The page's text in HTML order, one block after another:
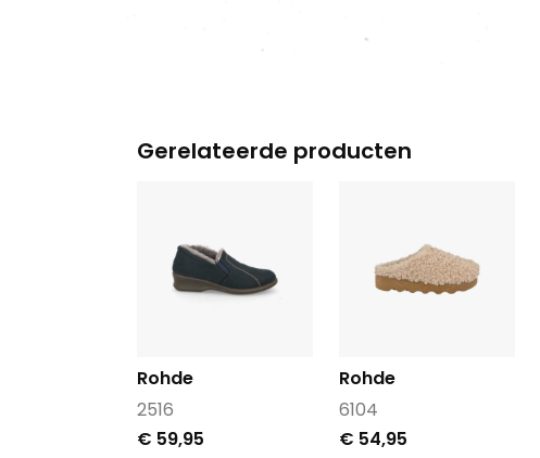
Gerelateerde producten
Rohde
2516
€ 59,95
Rohde
6104
€ 54,95